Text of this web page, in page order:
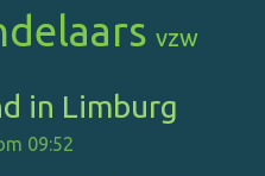
vzw
in Limburg
09:52